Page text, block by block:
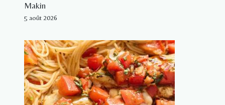
Makin
5 août 2026